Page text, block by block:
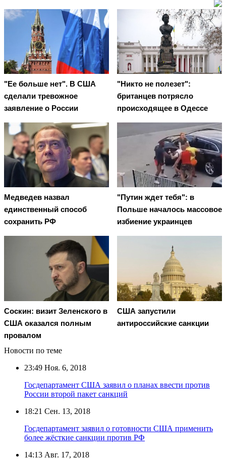
"Ее больше нет". В США
сделали тревожное
заявление о России
"Никто не полезет":
британцев потрясло
происходящее в Одессе
Медведев назвал
единственный способ
сохранить РФ
"Путин ждет тебя": в
Польше началось массовое
избиение украинцев
Соскин: визит Зеленского в
США оказался полным
провалом
США запустили
антироссийские санкции
Новости по теме
23:49 Ноя. 6, 2018
Госдепартамент США заявил о планах ввести против
России второй пакет санкций
18:21 Сен. 13, 2018
Госдепартамент заявил о готовности США применить
более жёсткие санкции против РФ
14:13 Авг. 17, 2018